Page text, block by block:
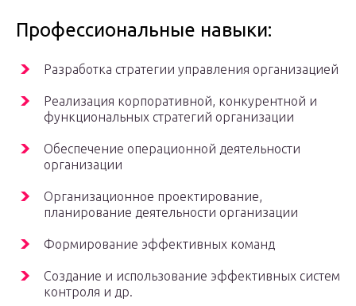
Профессиональные навыки:
Разработка стратегии управления организацией
Реализация корпоративной, конкурентной и
функциональных стратегий организации
Обеспечение операционной деятельности
организации
Организационное проектирование,
планирование деятельности организации
Формирование эффективных команд
Создание и использование эффективных систем
контроля и др.